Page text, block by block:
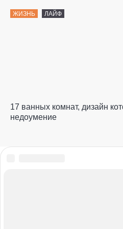
ЖИЗНЬ ЛАЙФ
17 ванных комнат, дизайн
недоумение